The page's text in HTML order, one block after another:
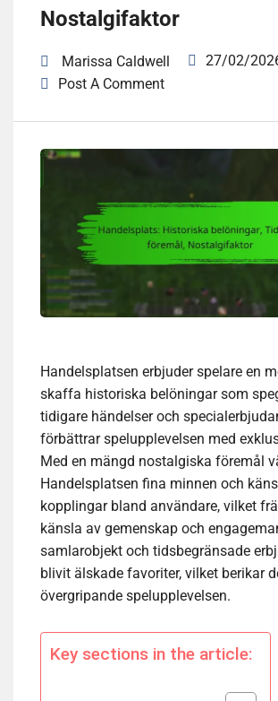
Nostalgifaktor
Marissa Caldwell
27/02/
Post A Comment
Handelsplatsen erbjuder spelare en
skaffa historiska belöningar som
tidigare händelser och
förbättrar spelupplevelsen med
Med en mängd nostalgiska föremål
Handelsplatsen fina minnen och
kopplingar bland användare, vilket
känsla av gemenskap och
samlarobjekt och tidsbegränsade
blivit älskade favoriter, vilket berikar
övergripande spelupplevelsen.
Key sections in the article: